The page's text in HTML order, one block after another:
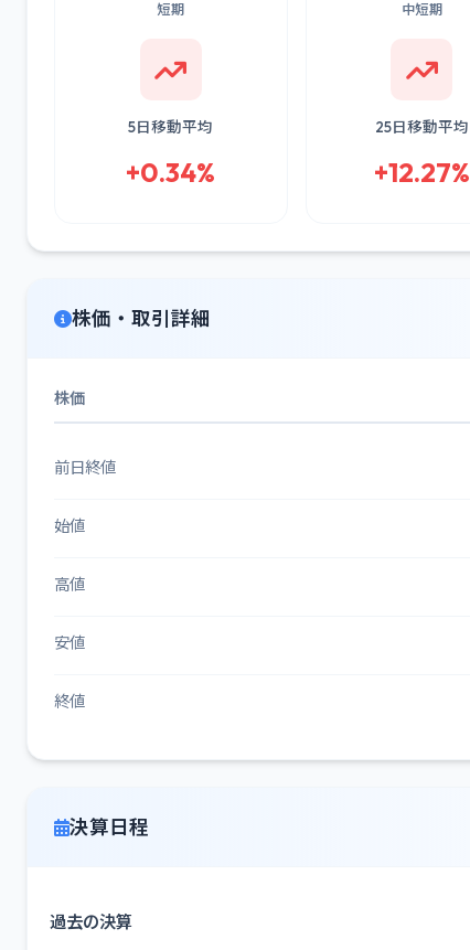
短期
5日移動平均
+0.34%
中短期
25日移動平均
+12.27%
株価・取引詳細
株価
前日終値
始値
高値
安値
終値
決算日程
過去の決算